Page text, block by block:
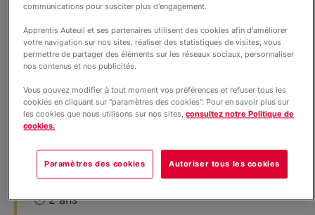
©Nicolas Pontroué
Construisez votre avenir !
S'inscrire en CAP Maintenance technique
des bâtiments
🕑 2 ans
communications pour susciter plus d'engagement.
Apprentis Auteuil et ses partenaires utilisent des cookies afin d'améliorer
votre navigation sur nos sites, réaliser des statistiques de visites, vous
permettre de partager des éléments sur les réseaux sociaux, personnaliser
nos contenus et nos publicités.
Vous pouvez modifier à tout moment vos préférences et refuser tous les
cookies en cliquant sur "paramètres des cookies". Pour en savoir plus sur
les cookies que nous utilisons sur nos sites,consultez notre Politique de
cookies.
Paramètres des cookies Autoriser tous les cookies